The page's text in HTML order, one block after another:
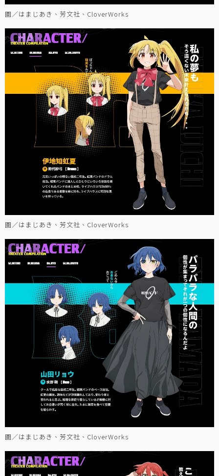
圖／はまじあき、芳文社、CloverWorks
圖／はまじあき、芳文社、CloverWorks
圖／はまじあき、芳文社、CloverWorks